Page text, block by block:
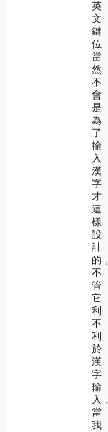
英
文
鍵
位
當
然
不
會
是
為
了
輸
入
漢
字
才
這
樣
設
計
的，
不
管
它
利
不
利
於
漢
字
輸
入，
當
我